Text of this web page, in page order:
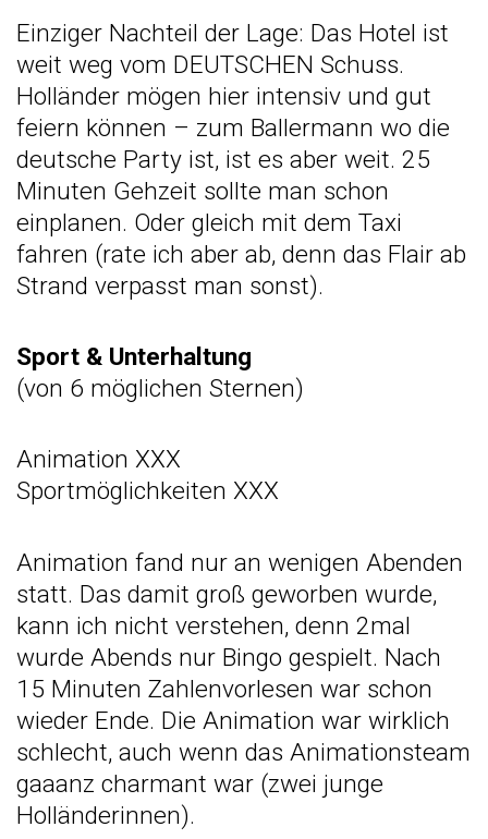
Einziger Nachteil der Lage: Das Hotel ist
weit weg vom DEUTSCHEN Schuss.
Holländer mögen hier intensiv und gut
feiern können – zum Ballermann wo die
deutsche Party ist, ist es aber weit. 25
Minuten Gehzeit sollte man schon
einplanen. Oder gleich mit dem Taxi
fahren (rate ich aber ab, denn das Flair ab
Strand verpasst man sonst).
Sport & Unterhaltung
(von 6 möglichen Sternen)
Animation XXX
Sportmöglichkeiten XXX
Animation fand nur an wenigen Abenden
statt. Das damit groß geworben wurde,
kann ich nicht verstehen, denn 2mal
wurde Abends nur Bingo gespielt. Nach
15 Minuten Zahlenvorlesen war schon
wieder Ende. Die Animation war wirklich
schlecht, auch wenn das Animationsteam
gaaanz charmant war (zwei junge
Holländerinnen).